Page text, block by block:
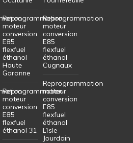
Reprogrammation
moteur
conversion
E85
flexfuel
éthanol
Haute
Garonne
Reprogrammation
moteur
conversion
E85
flexfuel
éthanol 31
Reprogrammation
moteur
conversion
E85
flexfuel
éthanol
Cugnaux
Reprogrammation
moteur
conversion
E85
flexfuel
éthanol
L’Isle
Jourdain